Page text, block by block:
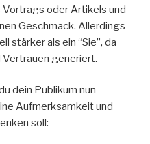
oder Artikels und
Geschmack. Allerdings
stärker als ein “Sie”, da
generiert.
dein Publikum nun
Aufmerksamkeit und
soll: